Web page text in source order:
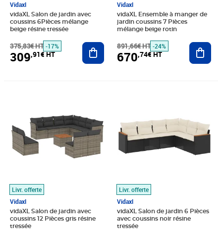
Vidaxl
vidaXL Salon de jardin avec
coussins 6Pièces mélange
beige résine tressée
375,83€ HT -17%
309,91€ HT
Ajouter au panier
Vidaxl
vidaXL Ensemble à manger de
jardin coussins 7 Pièces
mélange beige rotin
891,66€ HT -24%
670,74€ HT
Livr. offerte
Vidaxl
vidaXL Salon de jardin avec
coussins 12 Pièces gris résine
tressée
Livr. offerte
Vidaxl
vidaXL Salon de jardin 6 Pièces
avec coussins noir résine
tressée